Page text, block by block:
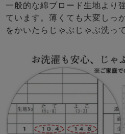
一般的な綿ブロード生地より
ています。薄くても大変しっ
をかいたらじゃぶじゃぶ洗っ